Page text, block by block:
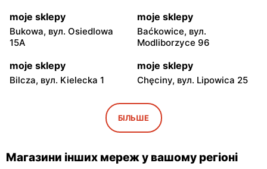
moje sklepy
Bukowa, вул. Osiedlowa
15A
moje sklepy
Baćkowice, вул.
Modliborzyce 96
moje sklepy
Bilcza, вул. Kielecka 1
moje sklepy
Chęciny, вул. Lipowica 25
Iwaniska, вул. Ujazdowska
moje sklepy
Bogoria, вул. Rynek 30
moje sklepy
Gorzyce, вул. Szkolna 44 Grębów, вул. Wydrza 180
БІЛЬШЕ
Магазини інших мереж у вашому регіоні